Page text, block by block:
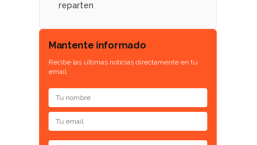
reparten
Mantente informado
Recibe las últimas noticias directamente en tu
email.